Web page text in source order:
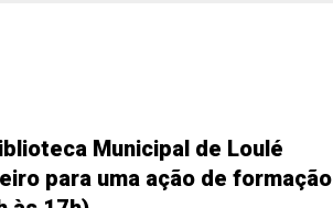
Municipal de Loulé
para uma ação de formação